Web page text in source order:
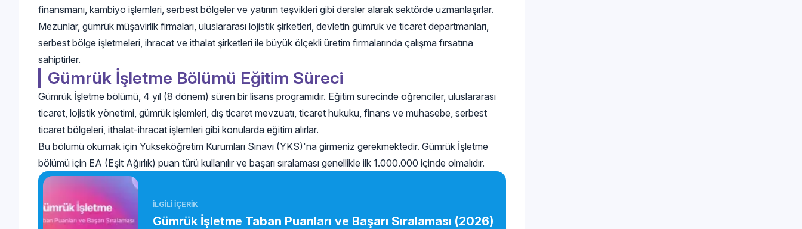
finansmanı, kambiyo işlemleri, serbest bölgeler ve yatırım teşvikleri gibi dersler alarak sektörde uzmanlaşırlar.
Mezunlar, gümrük müşavirlik firmaları, uluslararası lojistik şirketleri, devletin gümrük ve ticaret departmanları,
serbest bölge işletmeleri, ihracat ve ithalat şirketleri ile büyük ölçekli üretim firmalarında çalışma fırsatına
sahiptirler.
Gümrük İşletme Bölümü Eğitim Süreci
Gümrük İşletme bölümü, 4 yıl (8 dönem) süren bir lisans programıdır. Eğitim sürecinde öğrenciler, uluslararası
ticaret, lojistik yönetimi, gümrük işlemleri, dış ticaret mevzuatı, ticaret hukuku, finans ve muhasebe, serbest
ticaret bölgeleri, ithalat-ihracat işlemleri gibi konularda eğitim alırlar.
Bu bölümü okumak için Yükseköğretim Kurumları Sınavı (YKS)'na girmeniz gerekmektedir. Gümrük İşletme
bölümü için EA (Eşit Ağırlık) puan türü kullanılır ve başarı sıralaması genellikle ilk 1.000.000 içinde olmalıdır.
İLGİLİ İÇERİK
Gümrük İşletme Taban Puanları ve Başarı Sıralaması (2026)